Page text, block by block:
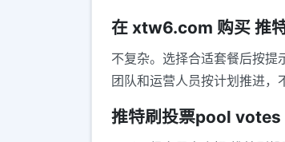
在 xtw6.com 购买 推
不复杂。选择合适套餐后按提
团队和运营人员按计划推进，
推特刷投票pool votes